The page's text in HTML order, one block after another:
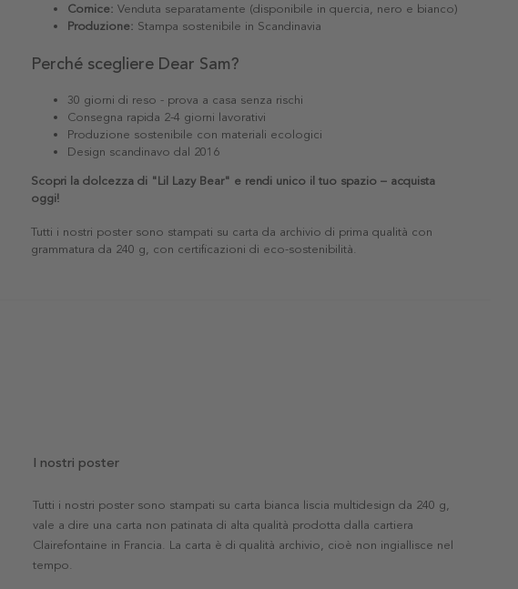
Cornice: Venduta separatamente (disponibile in quercia, nero e bianco)
Produzione: Stampa sostenibile in Scandinavia
Perché scegliere Dear Sam?
30 giorni di reso - prova a casa senza rischi
Consegna rapida 2-4 giorni lavorativi
Produzione sostenibile con materiali ecologici
Design scandinavo dal 2016
Scopri la dolcezza di "Lil Lazy Bear" e rendi unico il tuo spazio – acquista
oggi!
Tutti i nostri poster sono stampati su carta da archivio di prima qualità con
grammatura da 240 g, con certificazioni di eco-sostenibilità.
I nostri poster
Tutti i nostri poster sono stampati su carta bianca liscia multidesign da 240 g,
vale a dire una carta non patinata di alta qualità prodotta dalla cartiera
Clairefontaine in Francia. La carta è di qualità archivio, cioè non ingiallisce nel
tempo.